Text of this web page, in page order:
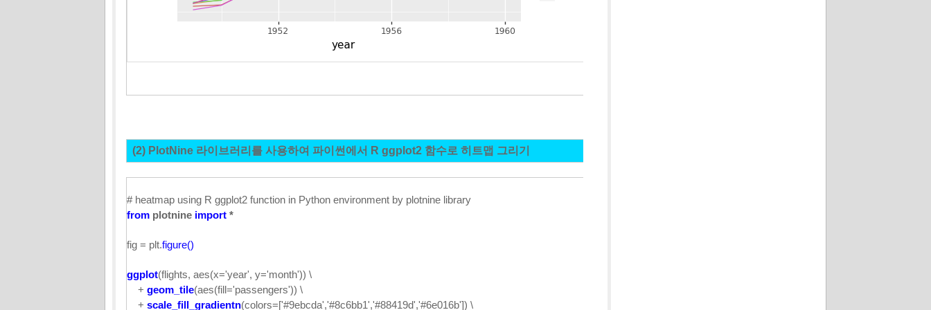
(2) PlotNine 라이브러리를 사용하여 파이썬에서 R ggplot2 함수로 히트맵 그리기
# heatmap using R ggplot2 function in Python environment by plotnine library
from plotnine import *
fig = plt.figure()
ggplot(flights, aes(x='year', y='month')) \
+ geom_tile(aes(fill='passengers')) \
+ scale_fill_gradientn(colors=['#9ebcda','#8c6bb1','#88419d','#6e016b']) \